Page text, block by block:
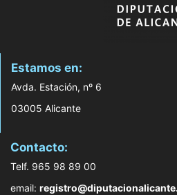
Estamos en:
Avda. Estación, nº 6
03005 Alicante
Contacto:
Telf. 965 98 89 00
email: